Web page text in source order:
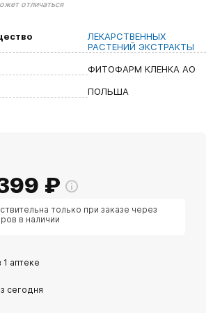
отличаться
ЛЕКАРСТВЕННЫХ
РАСТЕНИЙ ЭКСТРАКТЫ
ФИТОФАРМ КЛЕНКА АО
ПОЛЬША
₽
только при заказе через
в наличии
1 аптеке
сегодня